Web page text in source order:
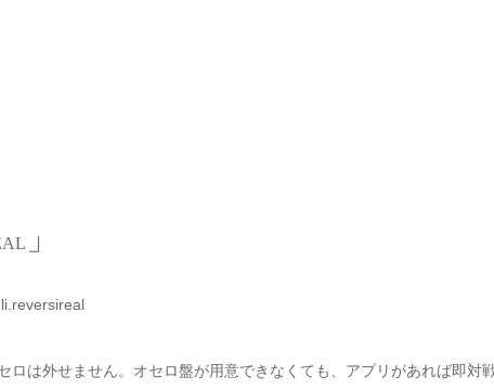
」
は外せません。オセロ盤が用意できなくても、アプリがあれば即対